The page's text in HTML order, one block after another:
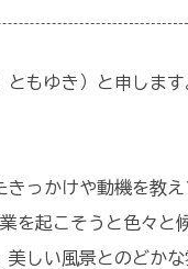
もゆき）と申します
っかけや動機を教え
を起こそうと色々と
しい風景とのどか